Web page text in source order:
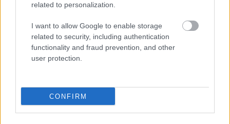
related to personalization.
I want to allow Google to enable storage
related to security, including authentication
functionality and fraud prevention, and other
user protection.
CONFIRM
KISZÁMOLOM!